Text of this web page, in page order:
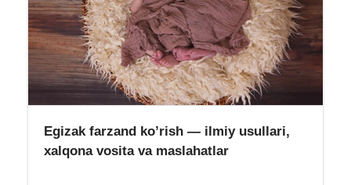
Egizak farzand ko’rish — ilmiy usullari,
xalqona vosita va maslahatlar